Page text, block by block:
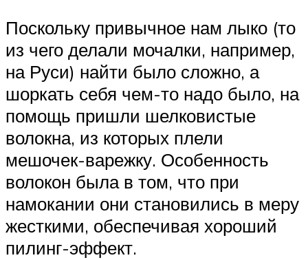
Поскольку привычное нам лыко (то
из чего делали мочалки, например,
на Руси) найти было сложно, а
шоркать себя чем-то надо было, на
помощь пришли шелковистые
волокна, из которых плели
мешочек-варежку. Особенность
волокон была в том, что при
намокании они становились в меру
жесткими, обеспечивая хороший
пилинг-эффект.